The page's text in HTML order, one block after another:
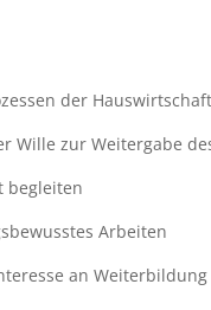
der
Wille zur Weitergabe
begleiten
Arbeiten
an Weiterbildung